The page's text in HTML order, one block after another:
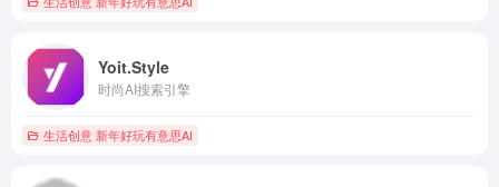
Yoit.Style
时尚AI搜索引擎
生活创意 新年好玩有意思AI